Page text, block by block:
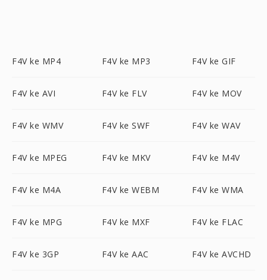
F4V ke MP4 F4V ke MP3 F4V ke GIF
F4V ke AVI F4V ke FLV F4V ke MOV
F4V ke WMV F4V ke SWF F4V ke WAV
F4V ke MPEG F4V ke MKV F4V ke M4V
F4V ke M4A F4V ke WEBM F4V ke WMA
F4V ke MPG F4V ke MXF F4V ke FLAC
F4V ke 3GP F4V ke AAC F4V ke AVCHD